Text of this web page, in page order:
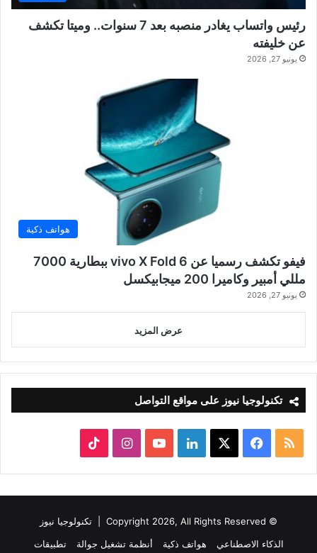
رئيس واتساب يغادر منصبه بعد 7 سنوات.. وميتا تكشف
عن خليفته
يونيو 27, 2026
هواتف ذكية
فيفو تكشف رسميا عن vivo X Fold 6 ببطارية 7000
مللي أمبير وكاميرا 200 ميجابيكسل
يونيو 27, 2026
عرض المزيد
تكنولوجيا نيوز على مواقع التواصل
ملخص
الموقع
RSS
فيسبوك لينكدإن‫YouTubeانستقرام
© Copyright 2026, All Rights Reserved |
تكنولوجيا نيوز
الذكاء الاصطناعي
هواتف ذكية أنظمة تشغيل جوالة تطبيقات